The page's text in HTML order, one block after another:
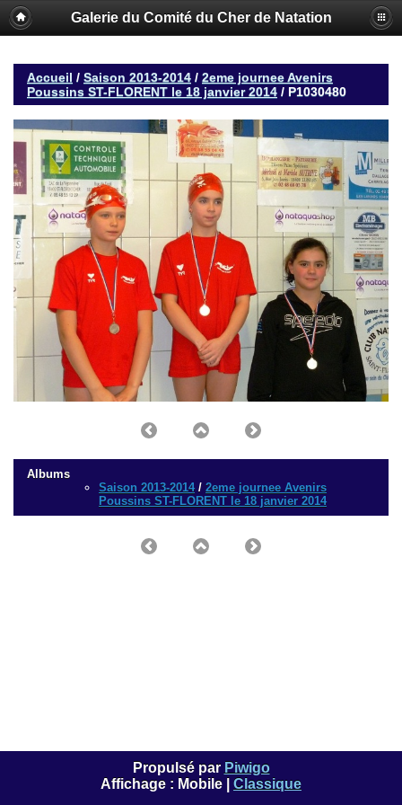
Galerie du Comité du Cher de Natation
Accueil / Saison 2013-2014 / 2eme journee Avenirs
Poussins ST-FLORENT le 18 janvier 2014 / P1030480
Albums
Saison 2013-2014 / 2eme journee Avenirs
Poussins ST-FLORENT le 18 janvier 2014
Propulsé par Piwigo
Affichage : Mobile Classique